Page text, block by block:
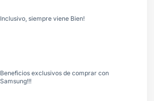
Inclusivo, siempre viene Bien!
Beneficios exclusivos de comprar con
Samsung!!!